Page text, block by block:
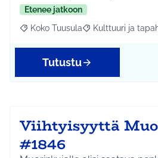
Etenee jatkoon
Rajaa tulokset aihepiirin mukaan:
Koko Tuusula Rajaa tulokset
Kulttuuri ja
Tutustu
Viihtyisyyttä
#1846